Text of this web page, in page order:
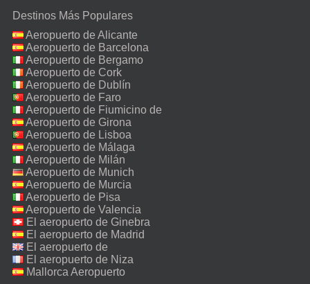
Destinos Más Populares
Aeropuerto de Alicante
Aeropuerto de Barcelona
Aeropuerto de Bergamo
Aeropuerto de Cork
Aeropuerto de Dublín
Aeropuerto de Faro
Aeropuerto de Fiumicino de
Roma
Aeropuerto de Girona
Aeropuerto de Lisboa
Aeropuerto de Málaga
Aeropuerto de Milán
Malpensa
Aeropuerto de Munich
Aeropuerto de Murcia
Aeropuerto de Pisa
Aeropuerto de Valencia
El aeropuerto de Ginebra
El aeropuerto de Madrid
El aeropuerto de
Manchester
El aeropuerto de Niza
Mallorca Aeropuerto